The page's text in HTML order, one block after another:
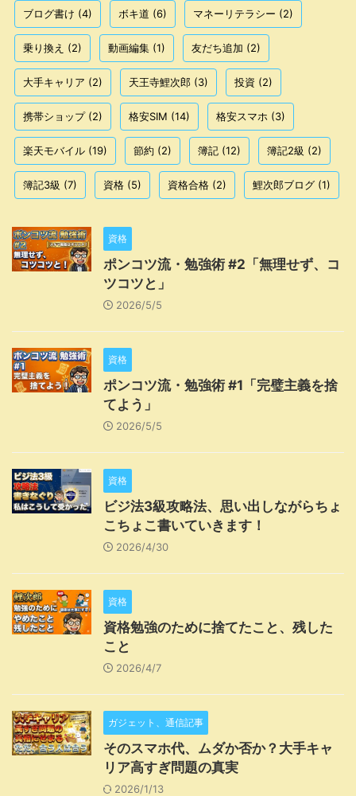
ブログ書け (4) ボキ道 (6) マネーリテラシー (2)
乗り換え (2) 動画編集 (1) 友だち追加 (2)
大手キャリア (2) 天王寺鯉次郎 (3) 投資 (2)
携帯ショップ(2) 格安SIM (14) 格安スマホ (3)
楽天モバイル (19) 節約 (2) 簿記 (12) 簿記2級 (2)
簿記3級 (7) 資格 (5) 資格合格 (2) 鯉次郎ブログ (1)
資格
ポンコツ流・勉強術 #2「無理せず、コ
ツコツと」
2026/5/5
資格
ポンコツ流・勉強術 #1「完璧主義を捨
てよう」
2026/5/5
資格
ビジ法3級攻略法、思い出しながらちょ
こちょこ書いていきます！
2026/4/30
資格
資格勉強のために捨てたこと、残した
こと
2026/4/7
ガジェット、通信記事
そのスマホ代、ムダか否か？大手キャ
リア高すぎ問題の真実
2026/1/13